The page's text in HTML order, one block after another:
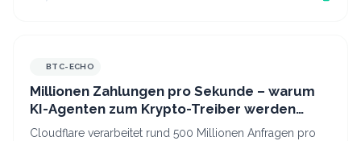
BTC-ECHO
Millionen Zahlungen pro Sekunde – warum
KI-Agenten zum Krypto-Treiber werden
könnten
Cloudflare verarbeitet rund 500 Millionen Anfragen pro